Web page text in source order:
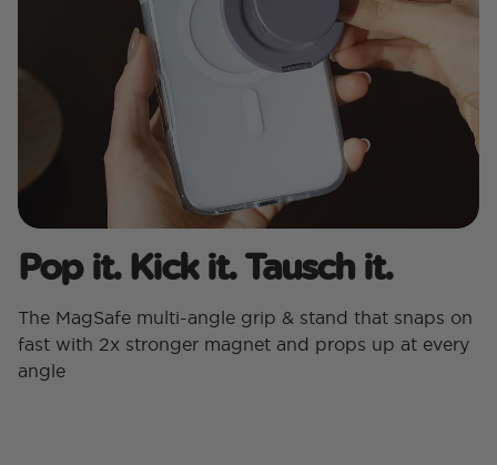
Pop it. Kick it. Tausch it.
The MagSafe multi-angle grip & stand that snaps on
fast with 2x stronger magnet and props up at every
angle